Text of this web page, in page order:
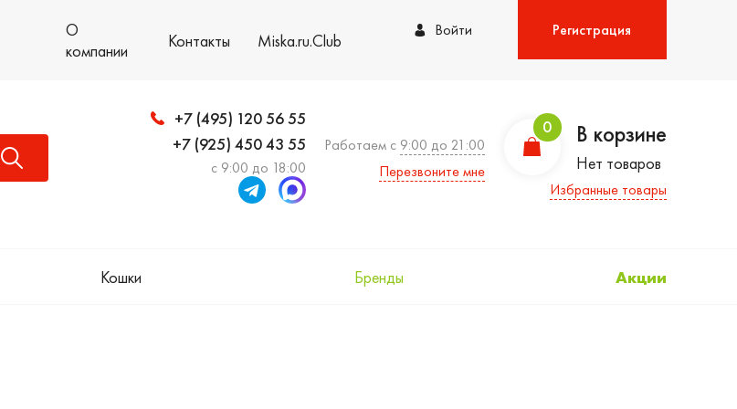
О
компании
Контакты Miska.ru.Club Войти Регистрация
+7 (495) 120 56 55
+7 (925) 450 43 55
с 9:00 до 18:00
Работаем с 9:00 до 21:00
Перезвоните мне
0 В корзине
Нет товаров
Избранные товары
Кошки Бренды Акции